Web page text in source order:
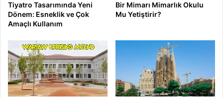
Tiyatro Tasarımında Yeni
Dönem: Esneklik ve Çok
Amaçlı Kullanım
Bir Mimarı Mimarlık Okulu
Mu Yetiştirir?